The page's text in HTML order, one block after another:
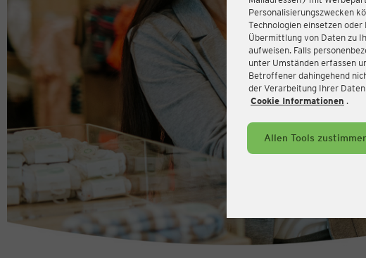
Personalisierungszwecken
Technologien einsetzen
Übermittlung von Daten zu
aufweisen. Falls
unter Umständen erfassen
Betroffener dahingehend
der Verarbeitung Ihrer
Cookie Informationen .
Allen Tools